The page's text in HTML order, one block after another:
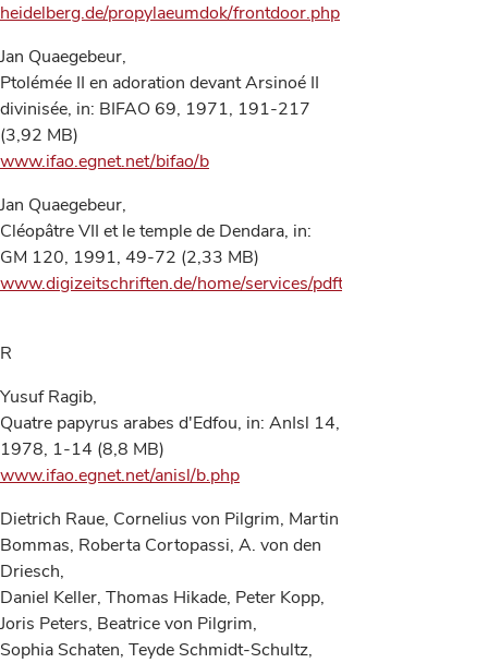
heidelberg.de/propylaeumdok/frontdoor.php
Jan Quaegebeur,
Ptolémée II en adoration devant Arsinoé II
divinisée, in: BIFAO 69, 1971, 191-217
(3,92 MB)
www.ifao.egnet.net/bifao/b
Jan Quaegebeur,
Cléopâtre VII et le temple de Dendara, in:
GM 120, 1991, 49-72 (2,33 MB)
www.digizeitschriften.de/home/services/pdfterms/
R
Yusuf Ragib,
Quatre papyrus arabes d'Edfou, in: AnIsl 14,
1978, 1-14 (8,8 MB)
www.ifao.egnet.net/anisl/b.php
Dietrich Raue, Cornelius von Pilgrim, Martin
Bommas, Roberta Cortopassi, A. von den
Driesch,
Daniel Keller, Thomas Hikade, Peter Kopp,
Joris Peters, Beatrice von Pilgrim,
Sophia Schaten, Teyde Schmidt-Schultz,